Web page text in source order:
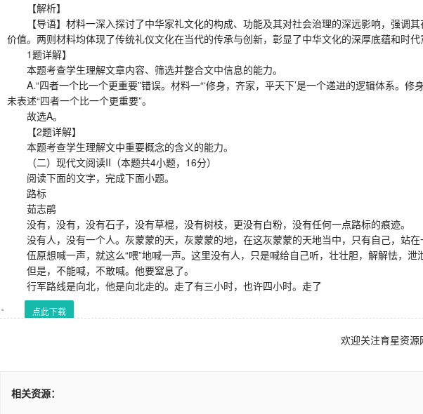
【解析】
【导语】材料一深入探讨了中华家礼文化的构成、功能及其对社会治理的深远影响，强调
价值。两则材料均体现了传统礼仪文化在当代的传承与创新，彰显了中华文化的深厚底蕴和时代
1题详解】
本题考查学生理解文章内容、筛选并整合文中信息的能力。
A.“四者一个比一个更重要”错误。材料一“‘修身，齐家，平天下’是一个递进的逻辑体系。修
未表述“四者一个比一个更重要”。
故选A。
【2题详解】
本题考查学生理解文中重要概念的含义的能力。
（二）现代文阅读II（本题共4小题，16分）
阅读下面的文字，完成下面小题。
路标
茹志鹃
没有，没有，没有石子，没有草棍，没有树枝，更没有白粉，没有任何一点路标的痕迹。
没有人，没有一个人。灰蒙蒙的天，灰蒙蒙的地，在这灰蒙蒙的天地当中，只有自己，站在
伍原想喊一声，就这么“喂”地喊一声。这里没有人，只是喊给自己听，壮壮胆，解解怯，泄
但是，不能喊，不敢喊。他要窒息了。
行军路线是向北，他是向北走的。走了有三小时，也许四小时。走了
点此下载
欢迎关注育星资源
相关资源：